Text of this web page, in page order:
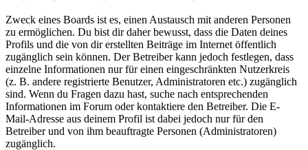
Zweck eines Boards ist es, einen Austausch mit anderen Personen
zu ermöglichen. Du bist dir daher bewusst, dass die Daten deines
Profils und die von dir erstellten Beiträge im Internet öffentlich
zugänglich sein können. Der Betreiber kann jedoch festlegen, dass
einzelne Informationen nur für einen eingeschränkten Nutzerkreis
(z. B. andere registrierte Benutzer, Administratoren etc.) zugänglich
sind. Wenn du Fragen dazu hast, suche nach entsprechenden
Informationen im Forum oder kontaktiere den Betreiber. Die E-
Mail-Adresse aus deinem Profil ist dabei jedoch nur für den
Betreiber und von ihm beauftragte Personen (Administratoren)
zugänglich.